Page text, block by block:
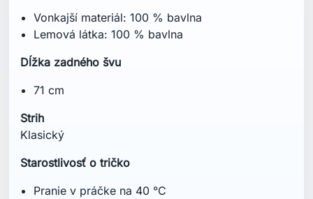
Vonkajší materiál: 100 % bavlna
Lemová látka: 100 % bavlna
Dĺžka zadného švu
71 cm
Strih
Klasický
Starostlivosť o tričko
Pranie v práčke na 40 °C